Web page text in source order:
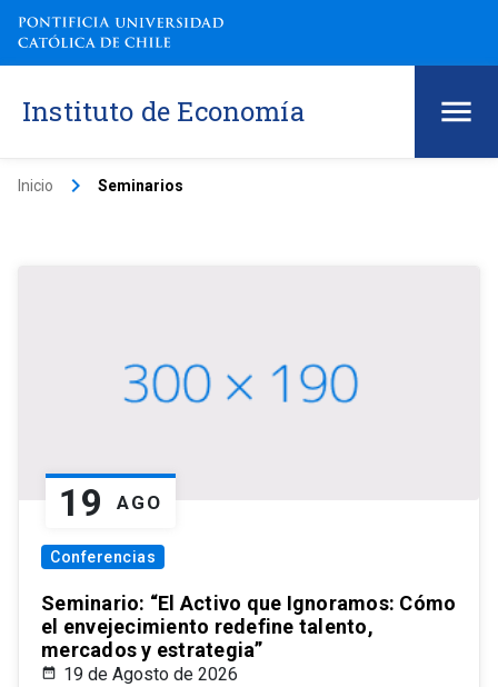
Instituto de Economía
Inicio keyboard_arrow_right Seminarios
19 AGO
Conferencias
Seminario: “El Activo que Ignoramos: Cómo
el envejecimiento redefine talento,
mercados y estrategia”
19 de Agosto de 2026